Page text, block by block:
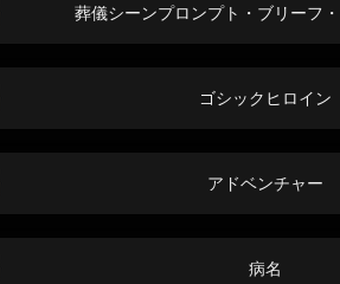
葬儀シーンプロンプト・ブリーフ
ゴシックヒロイン
アドベンチャー
病名